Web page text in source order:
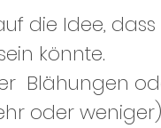
die Idee,
könnte.
Blähungen
oder